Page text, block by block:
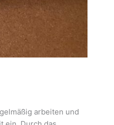
arbeiten und